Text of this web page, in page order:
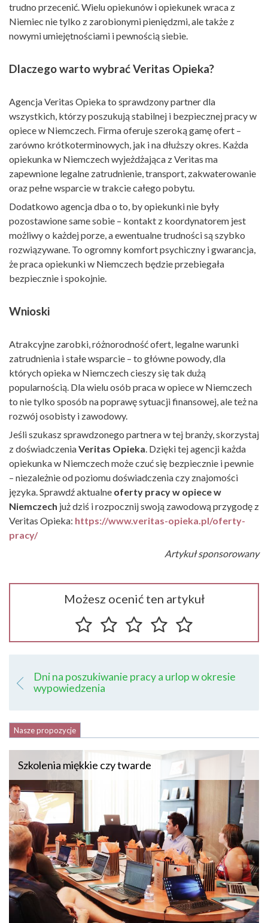
trudno przecenić. Wielu opiekunów i opiekunek wraca z
Niemiec nie tylko z zarobionymi pieniędzmi, ale także z
nowymi umiejętnościami i pewnością siebie.
Dlaczego warto wybrać Veritas Opieka?
Agencja Veritas Opieka to sprawdzony partner dla
wszystkich, którzy poszukują stabilnej i bezpiecznej pracy w
opiece w Niemczech. Firma oferuje szeroką gamę ofert –
zarówno krótkoterminowych, jak i na dłuższy okres. Każda
opiekunka w Niemczech wyjeżdżająca z Veritas ma
zapewnione legalne zatrudnienie, transport, zakwaterowanie
oraz pełne wsparcie w trakcie całego pobytu.
Dodatkowo agencja dba o to, by opiekunki nie były
pozostawione same sobie – kontakt z koordynatorem jest
możliwy o każdej porze, a ewentualne trudności są szybko
rozwiązywane. To ogromny komfort psychiczny i gwarancja,
że praca opiekunki w Niemczech będzie przebiegała
bezpiecznie i spokojnie.
Wnioski
Atrakcyjne zarobki, różnorodność ofert, legalne warunki
zatrudnienia i stałe wsparcie – to główne powody, dla
których opieka w Niemczech cieszy się tak dużą
popularnością. Dla wielu osób praca w opiece w Niemczech
to nie tylko sposób na poprawę sytuacji finansowej, ale też na
rozwój osobisty i zawodowy.
Jeśli szukasz sprawdzonego partnera w tej branży, skorzystaj
z doświadczeniaVeritas Opieka. Dzięki tej agencji każda
opiekunka w Niemczech może czuć się bezpiecznie i pewnie
– niezależnie od poziomu doświadczenia czy znajomości
języka. Sprawdź aktualne oferty pracy w opiece w
Niemczech już dziś i rozpocznij swoją zawodową przygodę z
Veritas Opieka: https://www.veritas-opieka.pl/oferty-
pracy/
Artykuł sponsorowany
Możesz ocenić ten artykuł
Dni na poszukiwanie pracy a urlop w okresie
wypowiedzenia
Nasze propozycje
Szkolenia miękkie czy twarde